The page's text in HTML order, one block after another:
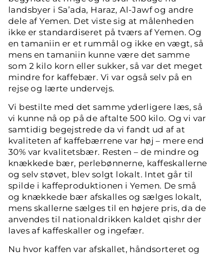
landsbyer i Sa’ada, Haraz, Al-Jawf og andre
dele af Yemen. Det viste sig at målenheden
ikke er standardiseret på tværs af Yemen. Og
en tamaniin er et rummål og ikke en vægt, så
mens en tamaniin kunne være det samme
som 2 kilo korn eller sukker, så var det meget
mindre for kaffebær. Vi var også selv på en
rejse og lærte undervejs.
Vi bestilte med det samme yderligere læs, så
vi kunne nå op på de aftalte 500 kilo. Og vi var
samtidig begejstrede da vi fandt ud af at
kvaliteten af kaffebærrene var høj – mere end
30% var kvalitetsbær. Resten – de mindre og
knækkede bær, perlebønnerne, kaffeskallerne
og selv støvet, blev solgt lokalt. Intet går til
spilde i kaffeproduktionen i Yemen. De små
og knækkede bær afskalles og sælges lokalt,
mens skallerne sælges til en højere pris, da de
anvendes til nationaldrikken kaldet qishr der
laves af kaffeskaller og ingefær.
Nu hvor kaffen var afskallet, håndsorteret og